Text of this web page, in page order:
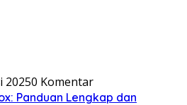
20250 Komentar
Panduan Lengkap dan